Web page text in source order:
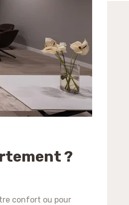
?
confort ou pour